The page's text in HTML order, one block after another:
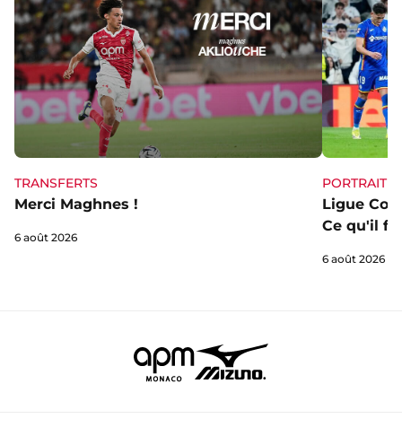
TRANSFERTS
Merci Maghnes !
6 août 2026
PORTRAIT
Ligue
Ce qu'il
6 août 2026